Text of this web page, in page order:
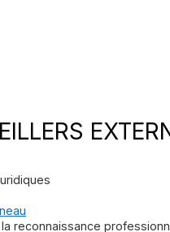
reconnaissance